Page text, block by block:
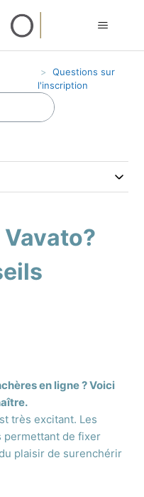
Questions sur
l'inscription
en ligne ? Voici
très excitant. Les
permettant de fixer
plaisir de surenchérir